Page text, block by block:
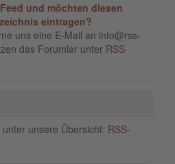
und möchten diesen
eintragen?
uns eine E-Mail an info@rss-
das Forumlar unter RSS
unsere Übersicht: RSS-